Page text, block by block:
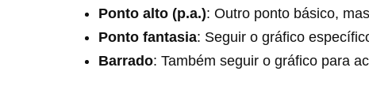
Ponto alto (p.a.): Outro ponto básico,
Ponto fantasia: Seguir o gráfico
Barrado: Também seguir o gráfico para